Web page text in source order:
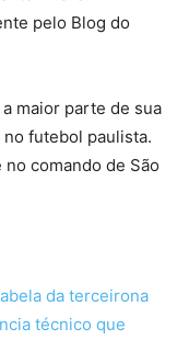
pelo Blog do
maior parte de sua
futebol paulista.
comando de São
da terceirona
técnico que